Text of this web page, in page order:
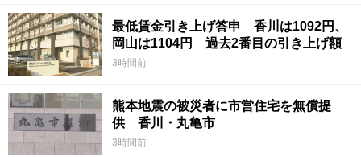
最低賃金引き上げ答申 香川は1092円、
岡山は1104円 過去2番目の引き上げ額
3時間前
熊本地震の被災者に市営住宅を無償提
供 香川・丸亀市
3時間前